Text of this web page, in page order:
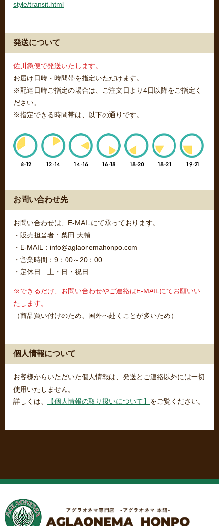
style/transit.html
発送について
佐川急便で発送いたします。
お届け日時・時間帯を指定いただけます。
※配達日時ご指定の場合は、ご注文日より4日以降をご指定く
ださい。
※指定できる時間帯は、以下の通りです。
お問い合わせ先
お問い合わせは、E-MAILにて承っております。
・販売担当者：柴田 大輔
・E-MAIL：info@aglaonemahonpo.com
・営業時間：9：00～20：00
・定休日：土・日・祝日
※できるだけ、お問い合わせやご連絡はE-MAILにてお願いい
たします。
（商品買い付けのため、国外へ赴くことが多いため）
個人情報について
お客様からいただいた個人情報は、発送とご連絡以外には一切
使用いたしません。
詳しくは、
【個人情報の取り扱いについて】 をご覧ください。